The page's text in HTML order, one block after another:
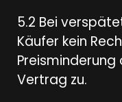
5.2 Bei
Käufer kein
Vertrag zu.